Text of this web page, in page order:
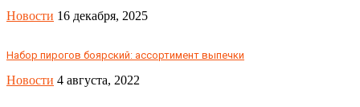
Новости 16 декабря, 2025
Набор пирогов боярский: ассортимент выпечки
Новости 4 августа, 2022